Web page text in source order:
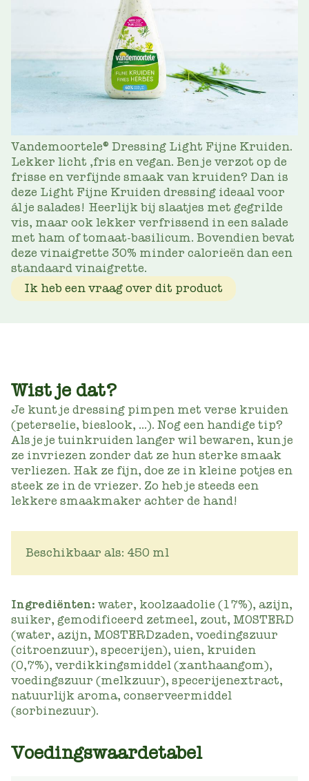
Vandemoortele® Dressing Light Fijne Kruiden.
Lekker licht ,fris en vegan. Ben je verzot op de
frisse en verfijnde smaak van kruiden? Dan is
deze Light Fijne Kruiden dressing ideaal voor
ál je salades! Heerlijk bij slaatjes met gegrilde
vis, maar ook lekker verfrissend in een salade
met ham of tomaat-basilicum. Bovendien bevat
deze vinaigrette 30% minder calorieën dan een
standaard vinaigrette.
Ik heb een vraag over dit product
Wist je dat?
Je kunt je dressing pimpen met verse kruiden
(peterselie, bieslook, ...). Nog een handige tip?
Als je je tuinkruiden langer wil bewaren, kun je
ze invriezen zonder dat ze hun sterke smaak
verliezen. Hak ze fijn, doe ze in kleine potjes en
steek ze in de vriezer. Zo heb je steeds een
lekkere smaakmaker achter de hand!
Beschikbaar als: 450 ml
Ingrediënten: water, koolzaadolie (17%), azijn,
suiker, gemodificeerd zetmeel, zout, MOSTERD
(water, azijn, MOSTERDzaden, voedingszuur
(citroenzuur), specerijen), uien, kruiden
(0,7%), verdikkingsmiddel (xanthaangom),
voedingszuur (melkzuur), specerijenextract,
natuurlijk aroma, conserveermiddel
(sorbinezuur).
Voedingswaardetabel